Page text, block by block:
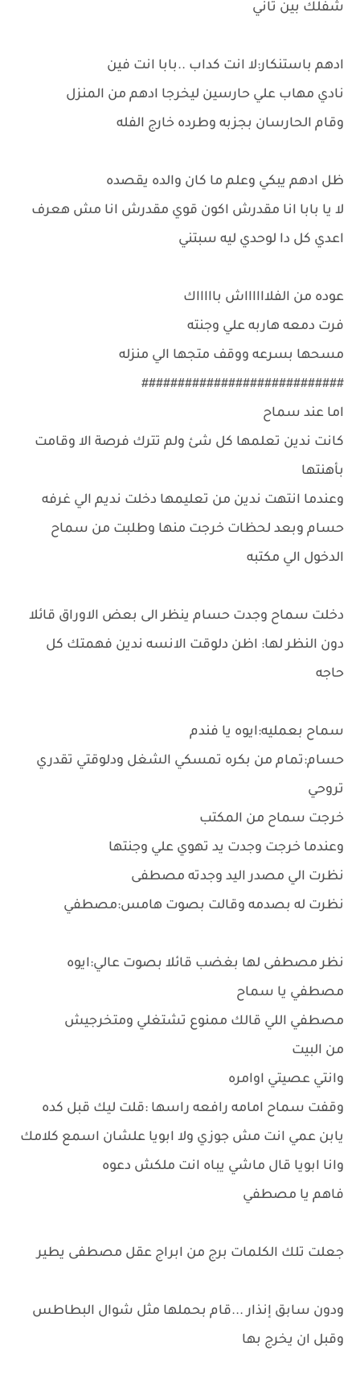
شفلك بين تاني
ادهم باستنكار:لا انت كداب ..بابا انت فين
نادي مهاب علي حارسين ليخرجا ادهم من المنزل
وقام الحارسان بجزبه وطرده خارج الفله
ظل ادهم يبكي وعلم ما كان والده يقصده
لا يا بابا انا مقدرش اكون قوي مقدرش انا مش هعرف
اعدي كل دا لوحدي ليه سبتني
عوده من الفلااااااش باااااك
فرت دمعه هاربه علي وجنته
مسحها بسرعه ووقف متجها الي منزله
############################
اما عند سماح
كانت ندين تعلمها كل شئ ولم تترك فرصة الا وقامت
بأهنتها
وعندما انتهت ندين من تعليمها دخلت نديم الي غرفه
حسام وبعد لحظات خرجت منها وطلبت من سماح
الدخول الي مكتبه
دخلت سماح وجدت حسام ينظر الى بعض الاوراق قائلا
دون النظر لها: اظن دلوقت الانسه ندين فهمتك كل
حاجه
سماح بعمليه:ايوه يا فندم
حسام:تمام من بكره تمسكي الشغل ودلوقتي تقدري
تروحي
خرجت سماح من المكتب
وعندما خرجت وجدت يد تهوي علي وجنتها
نظرت الي مصدر اليد وجدته مصطفى
نظرت له بصدمه وقالت بصوت هامس:مصطفي
نظر مصطفى لها بغضب قائلا بصوت عالي:ايوه
مصطفي يا سماح
مصطفي اللي قالك ممنوع تشتغلي ومتخرجيش
من البيت
وانتي عصيتي اوامره
وقفت سماح امامه رافعه راسها :قلت ليك قبل كده
يابن عمي انت مش جوزي ولا ابويا علشان اسمع كلامك
وانا ابويا قال ماشي يباه انت ملكش دعوه
فاهم يا مصطفي
جعلت تلك الكلمات برج من ابراج عقل مصطفى يطير
ودون سابق إنذار ...قام بحملها مثل شوال البطاطس
وقبل ان يخرج بها